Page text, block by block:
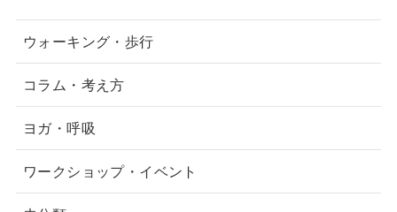
ウォーキング・歩行
コラム・考え方
ヨガ・呼吸
ワークショップ・イベント